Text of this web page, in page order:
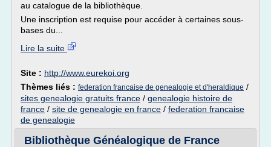
au catalogue de la bibliothèque.
Une inscription est requise pour accéder à certaines sous-
bases du...
Lire la suite
Site : http://www.eurekoi.org
Thèmes liés : federation francaise de genealogie et d'heraldique /
sites genealogie gratuits france / genealogie histoire de
france / site de genealogie en france / federation francaise
de genealogie
Bibliothèque Généalogique de France